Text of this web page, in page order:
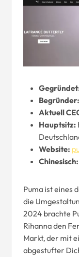
Begründer:
Aktuell
Hauptsitz:
Website:
Chinesisch:
Puma ist eines
die
2024 brachte
Rihanna den
Markt, der mit
abgestufter